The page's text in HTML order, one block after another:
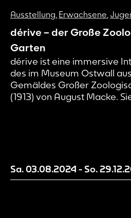
Ausstellung, Erwachsene,
dérive – der Große
Garten
dérive ist eine immersive
des im Museum Ostwall
Gemäldes Großer
(1913) von August Macke.
diese mit Hilfe von euch als
Besucher*innen weiter.
Sa. 03.08.2024 - So.